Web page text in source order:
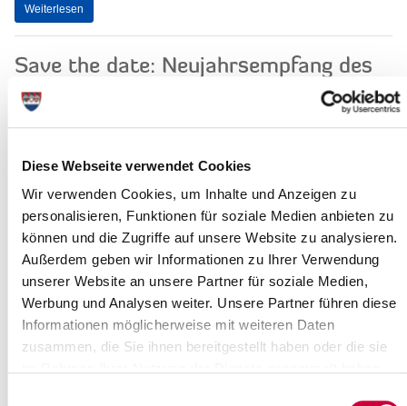
Diese Webseite verwendet Cookies
Wir verwenden Cookies, um Inhalte und Anzeigen zu
personalisieren, Funktionen für soziale Medien anbieten zu
können und die Zugriffe auf unsere Website zu analysieren.
Außerdem geben wir Informationen zu Ihrer Verwendung
unserer Website an unsere Partner für soziale Medien,
Werbung und Analysen weiter. Unsere Partner führen diese
Informationen möglicherweise mit weiteren Daten
zusammen, die Sie ihnen bereitgestellt haben oder die sie
Weiterlesen
Save the date: Neujahrsempfang des
Kreises und der Stadt Itzehoe
19.12.19: Diesen Termin sollten Sie sich unbedingt schon einmal
Weiterlesen
Wertstoffhöfe geschlossen
19.12.19: Sie haben für die nächsten Tage einen Besuch auf
ausgediente Elektrogeräte,...
Weiterlesen